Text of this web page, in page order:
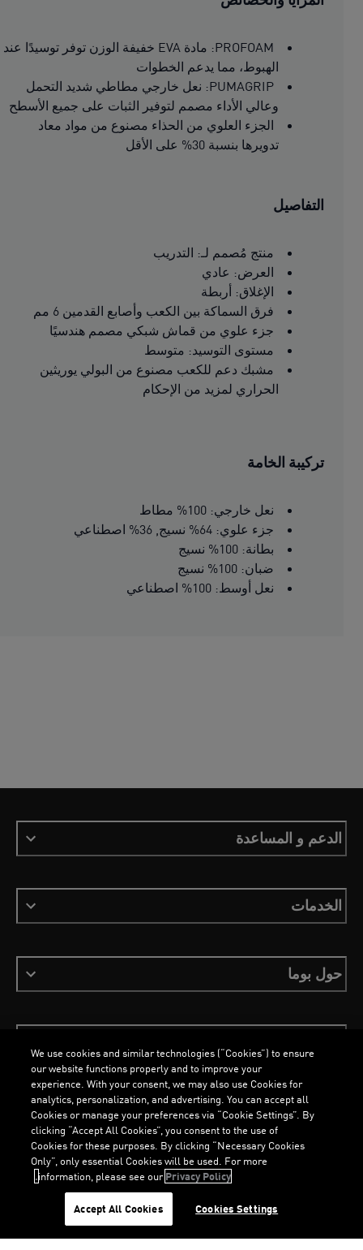
G
.
PROFOAM: مادة EVA خفيفة الوزن توفر توسيدًا عند
الهبوط، مما يدعم الخطوات
PUMAGRIP: نعل خارجي مطاطي شديد التحمل
وعالي الأداء مصمم لتوفير الثبات على جميع الأسطح
الجزء العلوي من الحذاء مصنوع من مواد معاد
تدويرها بنسبة 30% على الأقل
التفاصيل
منتج مُصمم لـ: التدريب
العرض: عادي
الإغلاق: أربطة
فرق السماكة بين الكعب وأصابع القدمين 6 مم
جزء علوي من قماش شبكي مصمم هندسيًا
مستوى التوسيد: متوسط
مشبك دعم للكعب مصنوع من البولي يوريثين
الحراري لمزيد من الإحكام
تركيبة الخامة
نعل خارجي: 100% مطاط
جزء علوي: 64% نسيج, 36% اصطناعي
بطانة: 100% نسيج
ضبان: 100% نسيج
نعل أوسط: 100% اصطناعي
الدعم و المساعدة
الخدمات
حول بوما
ملفات تعريف الارتباطسياسة الخصوصيةImprint
العربية
جميع الحقوق محفوظة © PUMA, 2026
We use cookies and similar technologies (“Cookies”) to ensure
our website functions properly and to improve your
experience. With your consent, we may also use Cookies for
analytics, personalization, and advertising. You can accept all
Cookies or manage your preferences via “Cookie Settings”. By
clicking “Accept All Cookies”, you consent to the use of
Cookies for these purposes. By clicking “Necessary Cookies
Only”, only essential Cookies will be used. For more
information, please see ourPrivacy Policy.
Cookies Settings
Accept All Cookies